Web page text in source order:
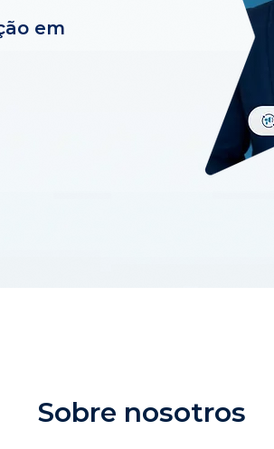
em
Sobre nosotros